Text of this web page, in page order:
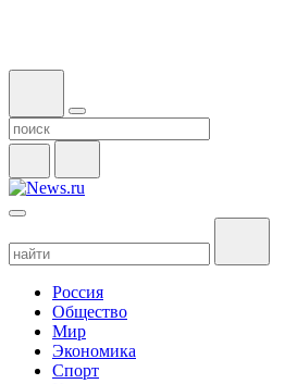
Россия
Общество
Мир
Экономика
Спорт